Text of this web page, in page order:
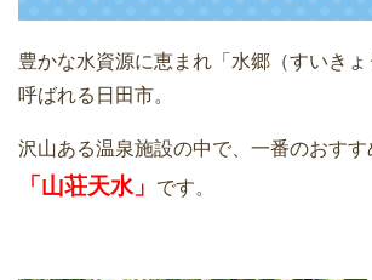
豊かな水資源に恵まれ「水郷（すいきょ
呼ばれる日田市。
沢山ある温泉施設の中で、一番のおすす
「山荘天水」 です。